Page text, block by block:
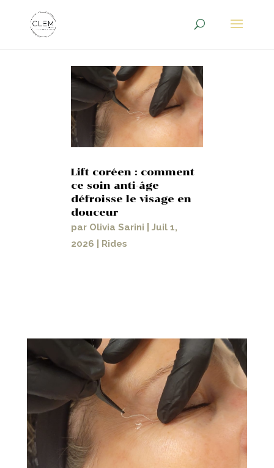
Lift coréen : comment
ce soin anti-âge
défroisse le visage en
douceur
par Olivia Sarini |Juil 1,
2026
Rides